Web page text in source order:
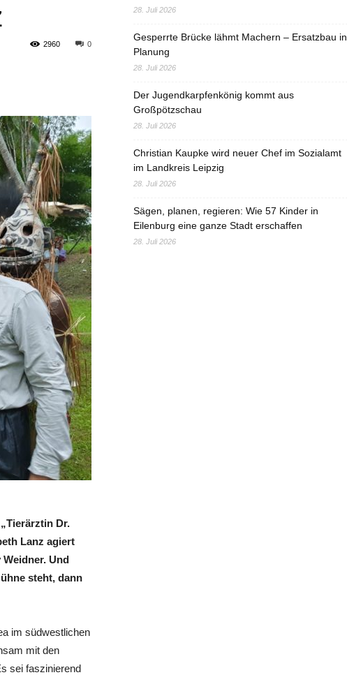
0
2960
Dr.
Lanz agiert
Und
steht, dann
im südwestlichen
mit den
sei faszinierend
28. Juli 2026
Gesperrte Brücke lähmt Machern – Ersatzbau in
Planung
28. Juli 2026
Der Jugendkarpfenkönig kommt aus
Großpötzschau
28. Juli 2026
Christian Kaupke wird neuer Chef im Sozialamt
im Landkreis Leipzig
28. Juli 2026
Sägen, planen, regieren: Wie 57 Kinder in
Eilenburg eine ganze Stadt erschaffen
28. Juli 2026